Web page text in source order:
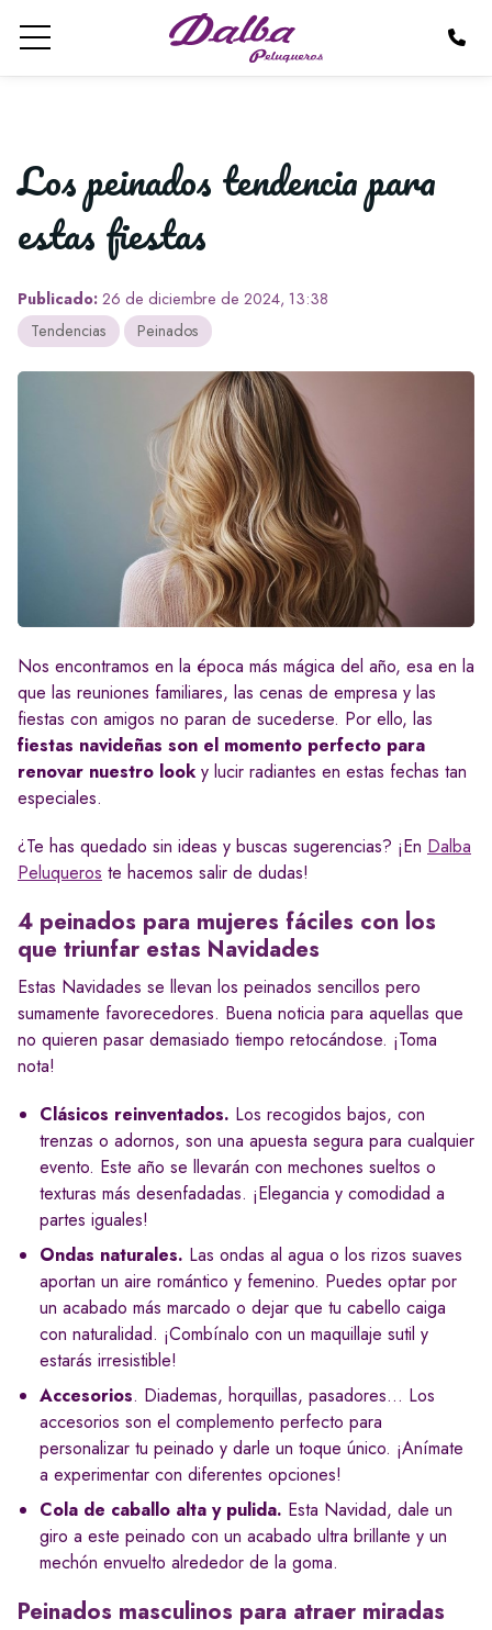
Los peinados tendencia para
estas fiestas
Publicado: 26 de diciembre de 2024, 13:38
Tendencias
Peinados
Nos encontramos en la época más mágica del año, esa en la
que las reuniones familiares, las cenas de empresa y las
fiestas con amigos no paran de sucederse. Por ello, las
fiestas navideñas son el momento perfecto para
renovar nuestro looky lucir radiantes en estas fechas tan
especiales.
¿Te has quedado sin ideas y buscas sugerencias? ¡En Dalba
Peluqueros te hacemos salir de dudas!
4 peinados para mujeres fáciles con los
que triunfar estas Navidades
Estas Navidades se llevan los peinados sencillos pero
sumamente favorecedores. Buena noticia para aquellas que
no quieren pasar demasiado tiempo retocándose. ¡Toma
nota!
Clásicos reinventados. Los recogidos bajos, con
trenzas o adornos, son una apuesta segura para cualquier
evento. Este año se llevarán con mechones sueltos o
texturas más desenfadadas. ¡Elegancia y comodidad a
partes iguales!
Ondas naturales. Las ondas al agua o los rizos suaves
aportan un aire romántico y femenino. Puedes optar por
un acabado más marcado o dejar que tu cabello caiga
con naturalidad. ¡Combínalo con un maquillaje sutil y
estarás irresistible!
Accesorios. Diademas, horquillas, pasadores... Los
accesorios son el complemento perfecto para
personalizar tu peinado y darle un toque único. ¡Anímate
a experimentar con diferentes opciones!
Cola de caballo alta y pulida. Esta Navidad, dale un
giro a este peinado con un acabado ultra brillante y un
mechón envuelto alrededor de la goma.
Peinados masculinos para atraer miradas